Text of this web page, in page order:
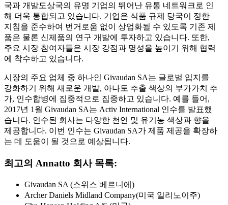
국과 개발도상국의 유명 기업의 뛰어난 유통 네트워크로 인
해 더욱 통합되고 있습니다. 기업은 식품 규제 당국이 정한
지침을 준수하여 번거로움 없이 상업화될 수 있도록 기존 제
품은 물론 신제품의 연구 개발에 투자하고 있습니다. 또한,
주요 시장 참여자들은 시장 강점과 명성을 높이기 위해 협력
에 착수하고 있습니다.
시장의 주요 업체 중 하나인 Givaudan SA는 글로벌 입지를
강화하기 위해 새로운 개발, 아나토 추출 색상의 부가가치 추
가, 인수합병에 집중적으로 집중하고 있습니다. 예를 들어,
2017년 1월 Givaudan SA는 Activ International 인수를 발표했
습니다. 인수된 회사는 다양한 천연 및 유기농 색상과 향을
제공합니다. 이번 인수는 Givaudan SA가 제품 제공을 확장하
는 데 도움이 될 것으로 예상됩니다.
최고의 Annatto 회사 목록:
Givaudan SA (스위스 베르니에)
Archer Daniels Midland Company(미국 일리노이주)